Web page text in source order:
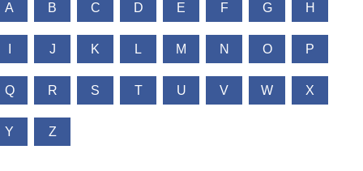
A B C D E F G H
J K L M N O P
Q R S T U V W X
Y Z